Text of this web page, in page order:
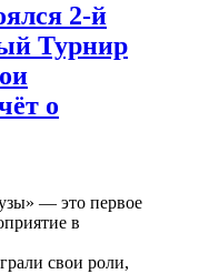
2-й
Турнир
о
— это первое
в
свои роли,